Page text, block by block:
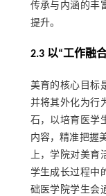
传承与内涵的丰
提升。
2.3 以“工作融
美育的核心目标
并将其外化为行
石，以培育医学
内容，精准把握
上，学院对美育
学生成长过程中
础医学院学生会